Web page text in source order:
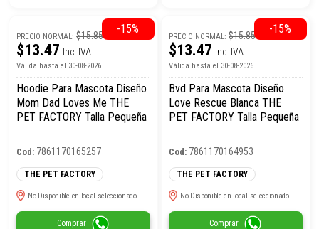
PRECIO NORMAL:$15.85
$13.47 Inc. IVA
Válida hasta el 30-08-2026.
Hoodie Para Mascota Diseño
Mom Dad Loves Me THE
PET FACTORY Talla Pequeña
Cod: 7861170165257
THE PET FACTORY
No Disponible en local seleccionado
Comprar
-15%
PRECIO NORMAL:$15.85
$13.47 Inc. IVA
Válida hasta el 30-08-2026.
Bvd Para Mascota Diseño
Love Rescue Blanca THE
PET FACTORY Talla Pequeña
Cod: 7861170164953
THE PET FACTORY
No Disponible en local seleccionado
Comprar
-15%